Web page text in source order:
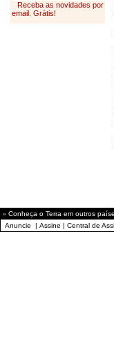
Receba as novidades por
email. Grátis!